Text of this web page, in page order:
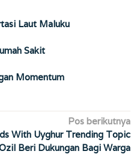
Laut Maluku
Sakit
Momentum
Pos berikutnya
With Uyghur Trending Topic
Beri Dukungan Bagi Warga